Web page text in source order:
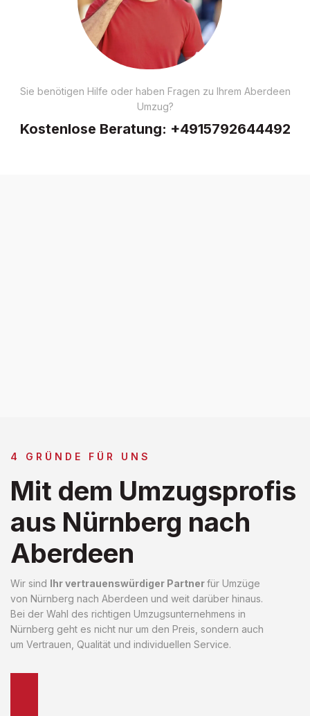
Sie benötigen Hilfe oder haben Fragen zu Ihrem Aberdeen
Umzug?
Kostenlose Beratung: +4915792644492
4 GRÜNDE FÜR UNS
Mit dem Umzugsprofis
aus Nürnberg nach
Aberdeen
Wir sind Ihr vertrauenswürdiger Partnerfür Umzüge
von Nürnberg nach Aberdeen und weit darüber hinaus.
Bei der Wahl des richtigen Umzugsunternehmens in
Nürnberg geht es nicht nur um den Preis, sondern auch
um Vertrauen, Qualität und individuellen Service.